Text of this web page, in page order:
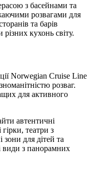
з басейнами та
розвагами для
та барів
кухонь світу.
Norwegian Cruise Line
розваг.
для активного
автентичні
гірки, театри з
для дітей та
види з панорамних